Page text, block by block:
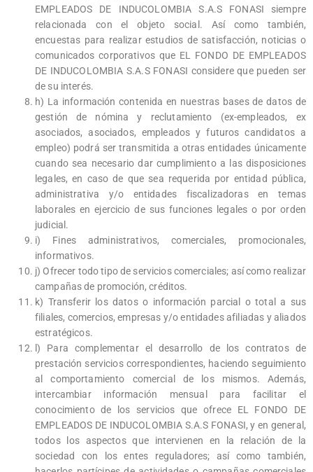
EMPLEADOS DE INDUCOLOMBIA S.A.S FONASI siempre
relacionada con el objeto social. Así como también,
encuestas para realizar estudios de satisfacción, noticias o
comunicados corporativos que EL FONDO DE EMPLEADOS
DE INDUCOLOMBIA S.A.S FONASI considere que pueden ser
de su interés.
h) La información contenida en nuestras bases de datos de
gestión de nómina y reclutamiento (ex-empleados, ex
asociados, asociados, empleados y futuros candidatos a
empleo) podrá ser transmitida a otras entidades únicamente
cuando sea necesario dar cumplimiento a las disposiciones
legales, en caso de que sea requerida por entidad pública,
administrativa y/o entidades fiscalizadoras en temas
laborales en ejercicio de sus funciones legales o por orden
judicial.
i) Fines administrativos, comerciales, promocionales,
informativos.
j) Ofrecer todo tipo de servicios comerciales; así como realizar
campañas de promoción, créditos.
k) Transferir los datos o información parcial o total a sus
filiales, comercios, empresas y/o entidades afiliadas y aliados
estratégicos.
l) Para complementar el desarrollo de los contratos de
prestación servicios correspondientes, haciendo seguimiento
al comportamiento comercial de los mismos. Además,
intercambiar información mensual para facilitar el
conocimiento de los servicios que ofrece EL FONDO DE
EMPLEADOS DE INDUCOLOMBIA S.A.S FONASI, y en general,
todos los aspectos que intervienen en la relación de la
sociedad con los entes reguladores; así como también,